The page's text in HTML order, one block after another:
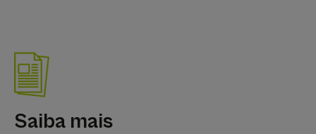
Saiba mais